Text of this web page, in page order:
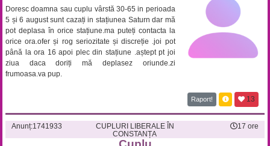
Doresc doamna sau cuplu vârstă 30-65 in perioada
5 și 6 august sunt cazați in stațiunea Saturn dar mă
pot deplasa în orice stațiune.ma puteți contacta la
orice ora.ofer și rog seriozitate și discreție .joi pot
până la ora 16 apoi plec din stațiune .aștept pt joi
ziua daca doriți mă deplasez oriunde.zi
frumoasa.va pup.
Raport! 13
Anunț:1741933
CUPLURI LIBERALE ÎN
CONSTANȚA
17 ore